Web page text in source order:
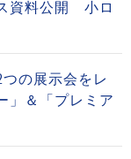
資料公開 小ロ
の展示会をレ
＆「プレミア